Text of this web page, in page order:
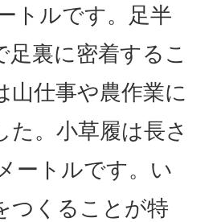
トルです。足半
足裏に密着するこ
山仕事や農作業に
た。小草履は長さ
ートルです。い
つくることが特